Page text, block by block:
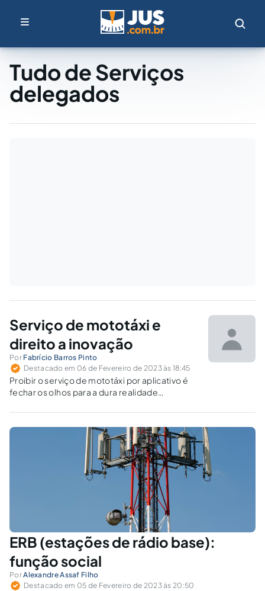
Tudo de Serviços
delegados
Serviço de mototáxi e
direito a inovação
Por Fabrício Barros Pinto
Destacado em 06 de Fevereiro de 2023 às 18:45
Proibir o serviço de mototáxi por aplicativo é
fechar os olhos para a dura realidade
atividade o único meio de chegar à sua casa.
ERB (estações de rádio base):
função social
PorAlexandre Assaf Filho
Destacado em 05 de Fevereiro de 2023 às 20:50